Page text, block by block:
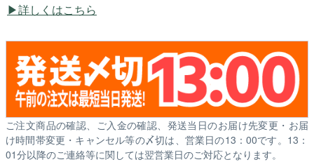
詳しくはこちら
ご注文商品の確認、ご入金の確認、発送当日のお届け先変更・お届
け時間帯変更・キャンセル等の〆切は、営業日の13：00です。13：
01分以降のご連絡等に関しては翌営業日のご対応となります。